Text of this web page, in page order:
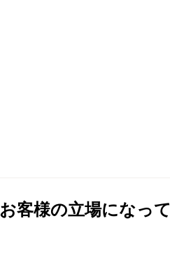
お客様の立場になっ